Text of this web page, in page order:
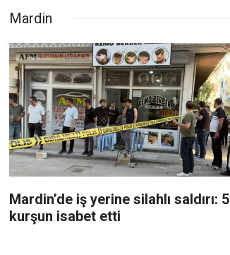
Mardin
Mardin’de iş yerine silahlı saldırı: 5
kurşun isabet etti